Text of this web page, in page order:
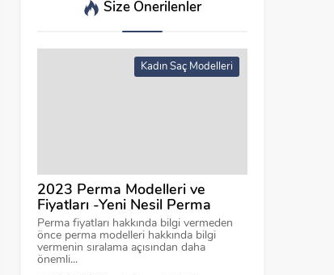
Size Önerilenler
Kadın Saç Modelleri
2023 Perma Modelleri ve
Fiyatları -Yeni Nesil Perma
Perma fiyatları hakkında bilgi vermeden
önce perma modelleri hakkında bilgi
vermenin sıralama açısından daha
önemli...